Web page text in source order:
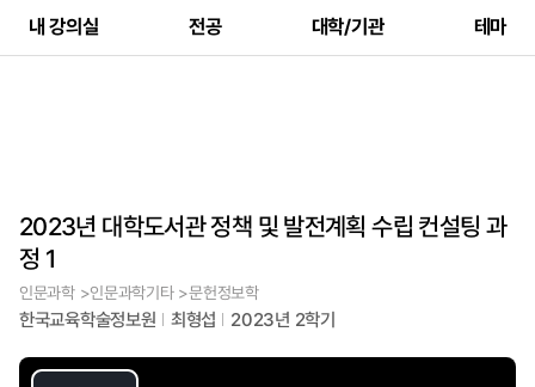
내 강의실 전공 대학/기관 테마
2023년 대학도서관 정책 및 발전계획 수립 컨설팅 과
정 1
인문과학 >인문과학기타 >문헌정보학
한국교육학술정보원 최형섭 2023년 2학기